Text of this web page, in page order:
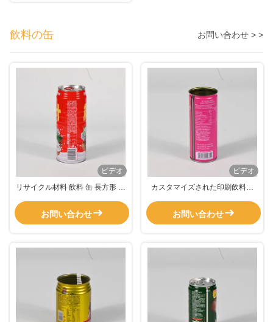
飲料の缶 お問い合わせ > >
ビデオ
リサイクル材料 飲料 缶 長方形 パ
お問い合わせ
ビデオ
カスタマイズされた印刷飲料缶
お問い合わせ